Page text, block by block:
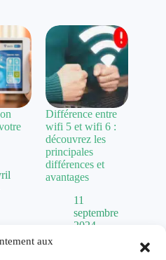
aux
Différence entre
wifi 5 et wifi 6 :
découvrez les
principales
différences et
avantages
11
septembre
2024